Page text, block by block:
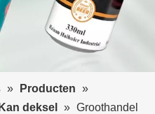
» Producten »
Kan deksel » Groothandel